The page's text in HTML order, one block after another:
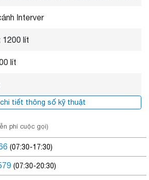
tủ tiết kiệm điện. Đèn pano trên đầu giúp
không
không chắc chắn, cách nhiệt hiệu quả
động cao cấp:
14C3I 1200 lít tự đóng với góc 90 độ.
Interver
1200 lít
lít
chi tiết thông số kỹ thuật
phí cuộc gọi)
(07:30-17:30)
(07:30-20:30)